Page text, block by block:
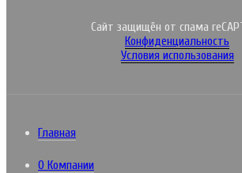
Сайт защищён от спама
Конфиденциальность
Условия использования
Главная
О Компании